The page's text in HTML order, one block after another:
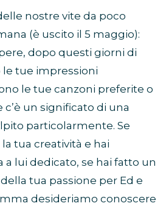
nostre vite da poco
(è uscito il 5 maggio):
dopo questi giorni di
le tue impressioni
le tue canzoni preferite o
un significato di una
particolarmente. Se
la tua creatività e hai
a lui dedicato, se hai fatto un
tua passione per Ed e
desideriamo conoscere